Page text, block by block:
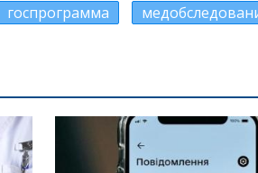
госпрограмма